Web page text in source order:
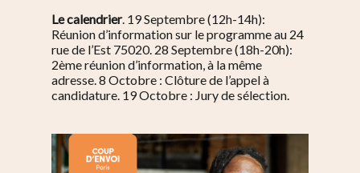
Le calendrier. 19 Septembre (12h-14h):
Réunion d’information sur le programme au 24
rue de l’Est 75020. 28 Septembre (18h-20h):
2ème réunion d’information, à la même
adresse. 8 Octobre : Clôture de l’appel à
candidature. 19 Octobre : Jury de sélection.
Histoire
Immobilier
Politique locale
Restos
Street food
Se bouger
Agenda
Balades
Culture
Sport & bien-être
Par quartier
Belleville /
Jourdain
Télégraphe
Père Lachaise /
À propos
Nous Soutenir